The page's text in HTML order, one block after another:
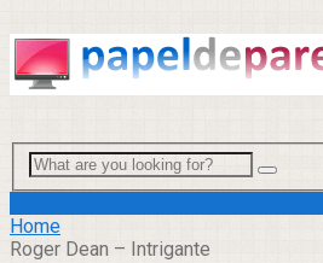
Home
Roger Dean – Intrigante